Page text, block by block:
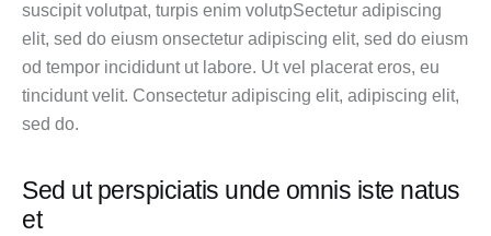
suscipit volutpat, turpis enim volutpSectetur adipiscing
elit, sed do eiusm onsectetur adipiscing elit, sed do eiusm
od tempor incididunt ut labore. Ut vel placerat eros, eu
tincidunt velit. Consectetur adipiscing elit, adipiscing elit,
sed do.
Sed ut perspiciatis unde omnis iste natus
et